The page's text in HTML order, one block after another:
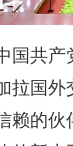
共产
拉国
赖的